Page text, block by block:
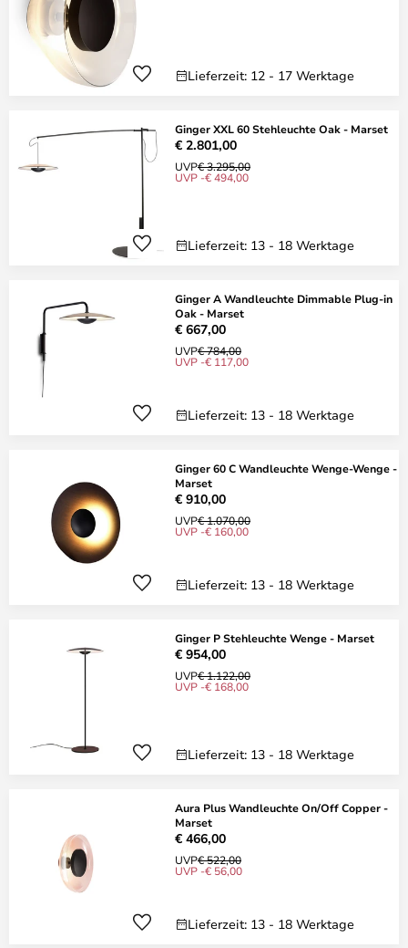
Lieferzeit: 12 - 17 Werktage
Ginger XXL 60 Stehleuchte Oak - Marset
€ 2.801,00
UVP€ 3.295,00
UVP -€ 494,00
Lieferzeit: 13 - 18 Werktage
Ginger A Wandleuchte Dimmable Plug-in
Oak - Marset
€ 667,00
UVP€ 784,00
UVP -€ 117,00
Lieferzeit: 13 - 18 Werktage
Ginger 60 C Wandleuchte Wenge-Wenge -
Marset
€ 910,00
UVP€ 1.070,00
UVP -€ 160,00
Lieferzeit: 13 - 18 Werktage
Ginger P Stehleuchte Wenge - Marset
€ 954,00
UVP€ 1.122,00
UVP -€ 168,00
Lieferzeit: 13 - 18 Werktage
Aura Plus Wandleuchte On/Off Copper -
Marset
€ 466,00
UVP€ 522,00
UVP -€ 56,00
Lieferzeit: 13 - 18 Werktage